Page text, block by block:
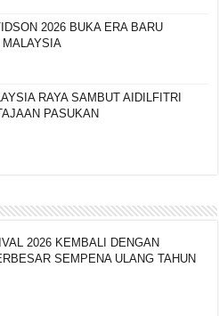
2026 BUKA ERA BARU
MALAYSIA
RAYA SAMBUT AIDILFITRI
PASUKAN
2026 KEMBALI DENGAN
SEMPENA ULANG TAHUN